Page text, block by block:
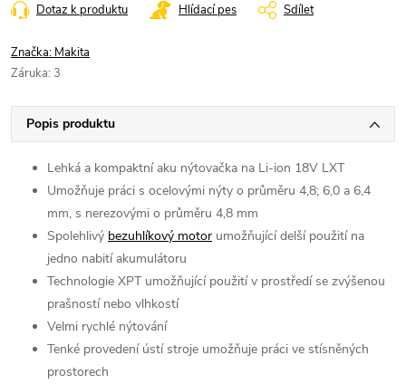
Dotaz k produktu Hlídací pes Sdílet
Značka: Makita
Záruka: 3
Popis produktu
Lehká a kompaktní aku nýtovačka na Li-ion 18V LXT
Umožňuje práci s ocelovými nýty o průměru 4,8; 6,0 a 6,4
mm, s nerezovými o průměru 4,8 mm
Spolehlivý bezuhlíkový motor umožňující delší použití na
jedno nabití akumulátoru
Technologie XPT umožňující použití v prostředí se zvýšenou
prašností nebo vlhkostí
Velmi rychlé nýtování
Tenké provedení ústí stroje umožňuje práci ve stísněných
prostorech